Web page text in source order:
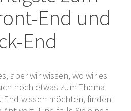
End und
End
aber wir wissen, wo wir es
noch etwas zum Thema
wissen möchten, finden